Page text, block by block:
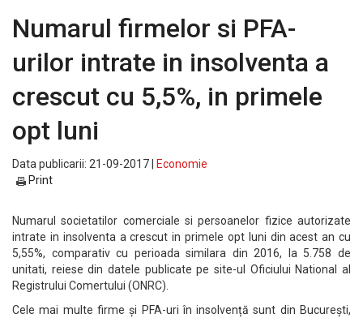
Numarul firmelor si PFA-
urilor intrate in insolventa a
crescut cu 5,5%, in primele
opt luni
Data publicarii: 21-09-2017 |
Economie
Print
Numarul societatilor comerciale si persoanelor fizice autorizate
intrate in insolventa a crescut in primele opt luni din acest an cu
5,55%, comparativ cu perioada similara din 2016, la 5.758 de
unitati, reiese din datele publicate pe site-ul Oficiului National al
Registrului Comertului (ONRC).
Cele mai multe firme și PFA-uri în insolvență sunt din București,